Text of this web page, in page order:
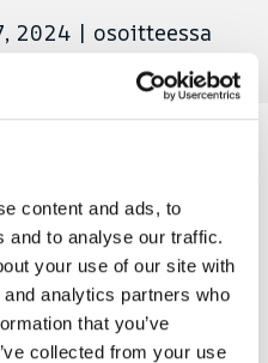
content and ads, to
and to analyse our traffic.
your use of our site with
analytics partners who
that you’ve
collected from your use
2024 | osoitteessa